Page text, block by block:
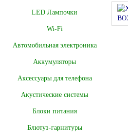
LED Лампочки
Wi-Fi
Автомобильная электроника
Аккумуляторы
Аксессуары для телефона
Акустические системы
Блоки питания
Блютуз-гарнитуры